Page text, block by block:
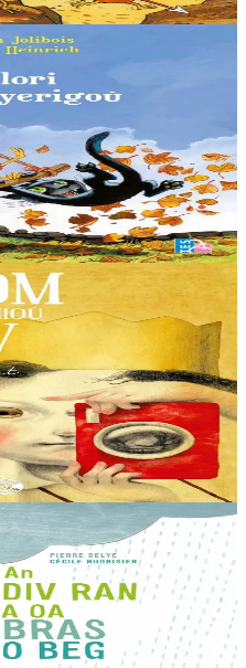
frère Carmélito recueillent un
poules sont affolées. Ne dit-
temps, en passant les pages,
et l’oncle Ramon se rendront
bouche
bouche dans l’arche de Noé…
mauvaises blagues sans
?...